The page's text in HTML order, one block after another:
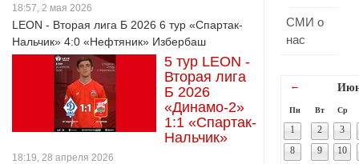
18:57, 2 мая 2026
LEON - Вторая лига Б 2026 6 тур «Спартак-
Нальчик» 4:0 «Нефтяник» Избербаш
5 тур LEON -
Вторая лига
Б 2026
«Динамо-2»
1:1 «Спартак-
Нальчик»
18:19, 28 апреля 2026
СМИ о
нас
←
Пн Вт Ср
1 2
3
8
9
10